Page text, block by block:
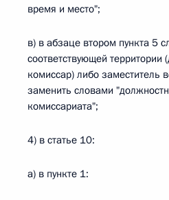
время и место";
в) в абзаце втором пункта 5
соответствующей территории
комиссар) либо заместитель
заменить словами
комиссариата";
4) в статье 10:
а) в пункте 1: